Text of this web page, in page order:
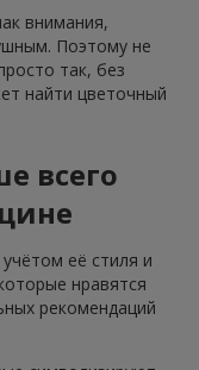
внимания,
Поэтому не
так, без
найти цветочный
всего
её стиля и
нравятся
рекомендаций